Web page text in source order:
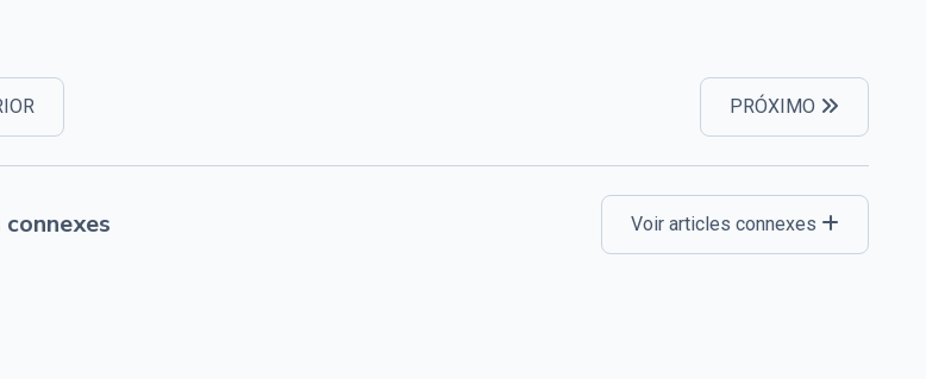
PRÓXIMO
Voir articles connexes